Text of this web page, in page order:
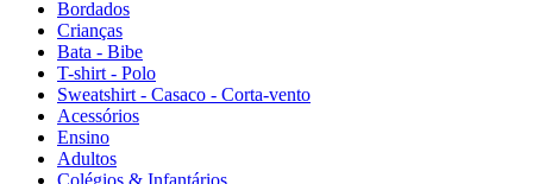
Bordados
Crianças
Bata - Bibe
T-shirt - Polo
Sweatshirt - Casaco - Corta-vento
Acessórios
Ensino
Adultos